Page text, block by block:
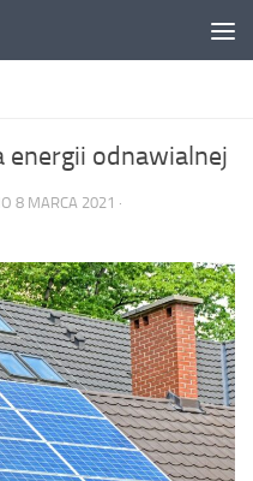
energii odnawialnej
8 MARCA 2021 ·